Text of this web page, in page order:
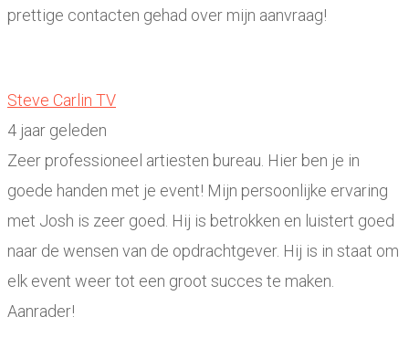
prettige contacten gehad over mijn aanvraag!
Steve Carlin TV
4 jaar geleden
Zeer professioneel artiesten bureau. Hier ben je in
goede handen met je event! Mijn persoonlijke ervaring
met Josh is zeer goed. Hij is betrokken en luistert goed
naar de wensen van de opdrachtgever. Hij is in staat om
elk event weer tot een groot succes te maken.
Aanrader!